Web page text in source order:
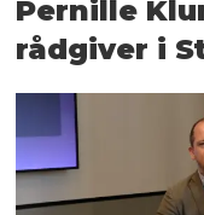
Pernille
rådgiver i